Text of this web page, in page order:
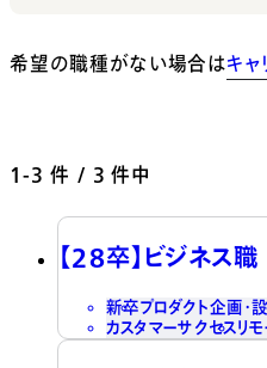
希望の職種がない場合はキャ
1-3 件 / 3 件中
【28卒】ビジネス
新卒プロダクト企画・
カスタマーサクセスリ